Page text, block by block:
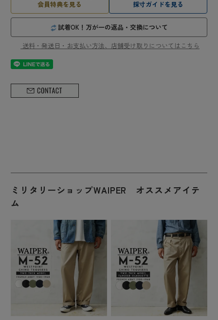
会員特典を見る
採寸ガイドを見る
試着OK！万が一の返品・交換について
送料・発送日・お支払い方法、店舗受け取りについてはこちら
ミリタリーショップWAIPER オススメアイテ
ム